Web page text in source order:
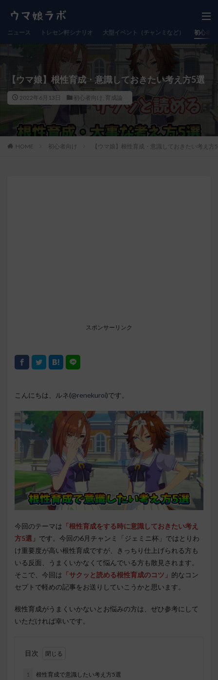
ニュース トレセン軒シナリオ 大型イベント（チャンミなど） 初心者
【ウマ娘】根性育成・意識しておきたい考え方5選
2022年6月13日 初心者向け , 育成論
HOME 初心者向け 【ウマ娘】根性育成・意識しておきたい考え方
スポンサーリンク
こんにちは、ルネ(@renekuroi)です。
今回のテーマは 「根性育成をする時に意識しておきたい考え
方5選」 です。今回の6月チャンミ「ジェミニ杯」ではとりわ
け重要度が高い根性育成ですが、きっちり仕上げられる方も
いる反面、うまくいかなくて悩んでいる方も散見されます。
そこで、今回は 「サクッと読める根性育成のコツ」 的なコン
セプトで軽めの記事をお送りしていこうかと思います。
根性育成がうまくいかないとお悩みの方は、ぜひ参考にして
いただければ幸いです。
目次
1 根性育成で意識したい考え方5選